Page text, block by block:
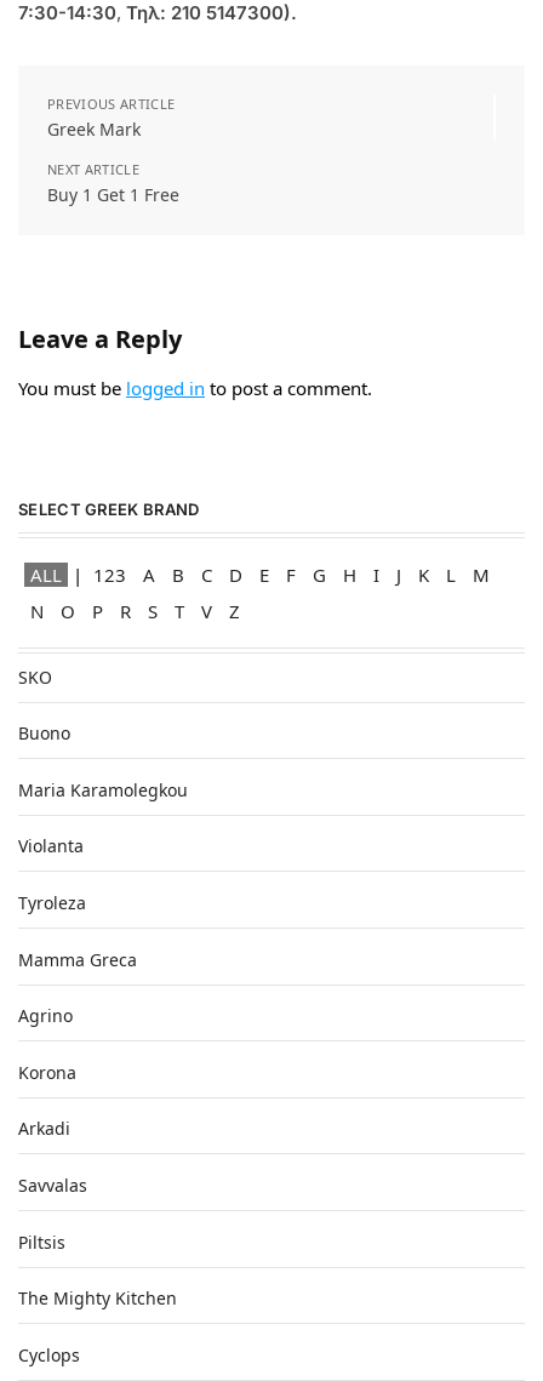
7:30-14:30, Τηλ: 210 5147300).
PREVIOUS ARTICLE
Greek Mark
NEXT ARTICLE
Buy 1 Get 1 Free
Leave a Reply
You must be logged in to post a comment.
SELECT GREEK BRAND
ALL 123 A B C D E F G H I J K L
M
N
O P R S T V Z
SKO
Buono
Maria Karamolegkou
Violanta
Tyroleza
Mamma Greca
Agrino
Korona
Arkadi
Savvalas
Piltsis
The Mighty Kitchen
Cyclops